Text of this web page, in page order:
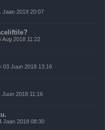
Jaan 2019 20:07
Aug 2018 11:22
03 Juun 2018 13:16
Juun 2018 11:16
Jaan 2018 08:30